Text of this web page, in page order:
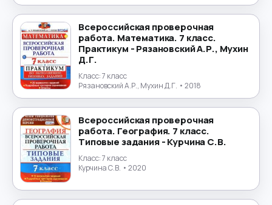
Всероссийская проверочная
работа. Математика. 7 класс.
Практикум - Рязановский А.Р., Мухин
Д.Г.
Класс:7 класс
Рязановский А.Р., Мухин Д.Г. • 2018
Всероссийская проверочная
работа. География. 7 класс.
Типовые задания - Курчина С.В.
Класс:7 класс
Курчина С.В. • 2020